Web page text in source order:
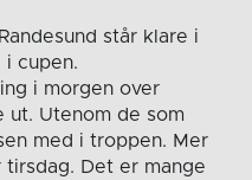
står klare i
i cupen.
i morgen over
ut. Utenom de som
med i troppen. Mer
Det er mange